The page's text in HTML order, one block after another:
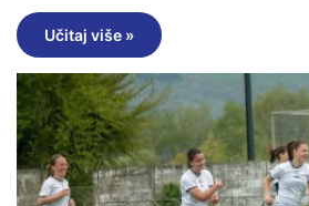
Učitaj više »